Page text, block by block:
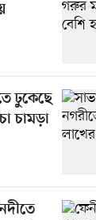
ঢুকেছে
চামড়া